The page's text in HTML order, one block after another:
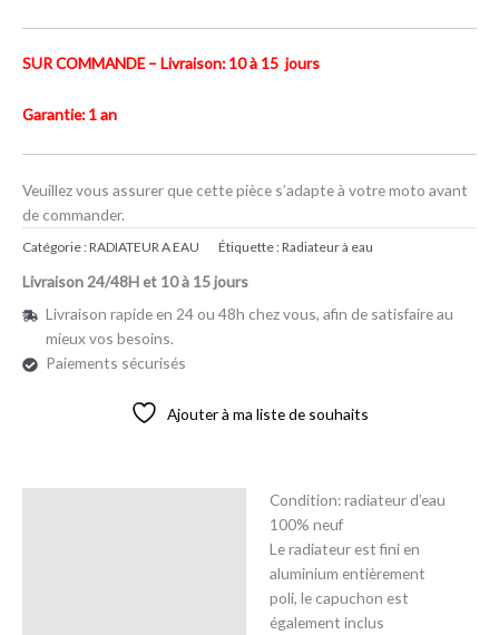
SUR COMMANDE – Livraison: 10 à 15 jours
Garantie: 1 an
Veuillez vous assurer que cette pièce s’adapte à votre moto avant
de commander.
Catégorie :RADIATEUR A EAU Étiquette :Radiateur à eau
Livraison 24/48H et 10 à 15 jours
Livraison rapide en 24 ou 48h chez vous, afin de satisfaire au
mieux vos besoins.
Paiements sécurisés
Ajouter à ma liste de souhaits
Condition: radiateur d’eau
100% neuf
Le radiateur est fini en
aluminium entièrement
poli, le capuchon est
également inclus